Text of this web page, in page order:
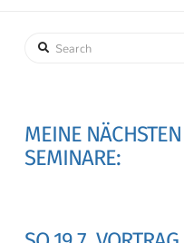
Search
MEINE
SEMINARE: